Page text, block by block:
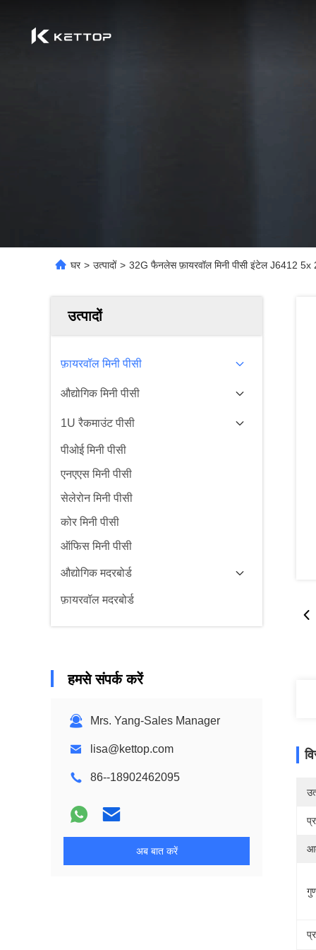
घर > उत्पादों > 32G फैनलेस फ़ायरवॉल मिनी पीसी इंटेल J6412
उत्पादों
फ़ायरवॉल मिनी पीसी
औद्योगिक मिनी पीसी
1U रैकमाउंट पीसी
पीओई मिनी पीसी
एनएएस मिनी पीसी
सेलेरोन मिनी पीसी
कोर मिनी पीसी
ऑफिस मिनी पीसी
औद्योगिक मदरबोर्ड
फ़ायरवॉल मदरबोर्ड
हमसे संपर्क करें
Mrs. Yang-Sales Manager
lisa@kettop.com
86--18902462095
अब बात करें